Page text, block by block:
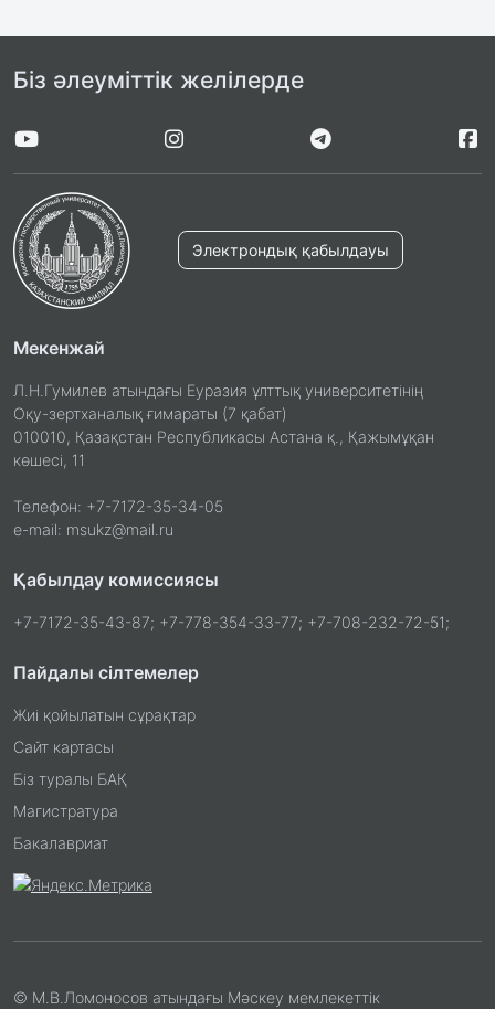
Біз әлеуміттік желілерде
Электрондық қабылдауы
Мекенжай
Л.Н.Гумилев атындағы Еуразия ұлттық университетінің
Оқу-зертханалық ғимараты (7 қабат)
010010, Қазақстан Республикасы Астана қ., Қажымұқан
көшесі, 11
Телефон: +7-7172-35-34-05
e-mail: msukz@mail.ru
Қабылдау комиссиясы
+7-7172-35-43-87; +7-778-354-33-77; +7-708-232-72-51;
Пайдалы сілтемелер
Жиі қойылатын сұрақтар
Сайт картасы
Біз туралы БАҚ
Магистратура
Бакалавриат
© М.В.Ломоносов атындағы Мәскеу мемлекеттік